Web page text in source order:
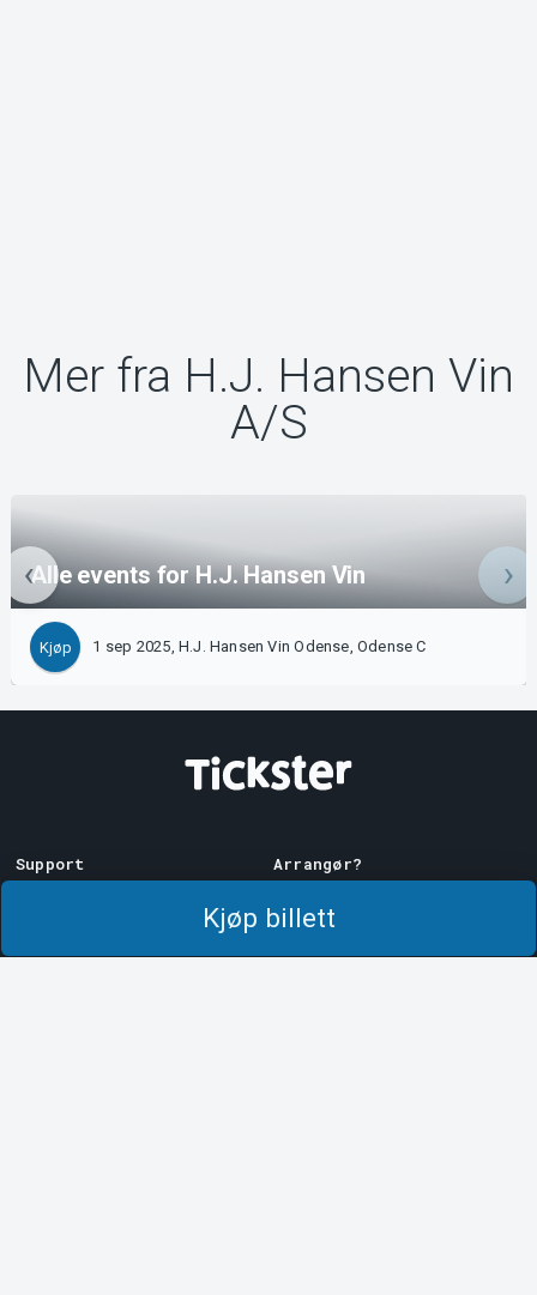
Kjøp billett
Mer fra H.J. Hansen Vin
A/S
Alle events for H.J. Hansen Vin
Kjøp 1 sep 2025, H.J. Hansen Vin Odense, Odense C
Support
Kjøps- og
Arrangør?
Logg inn på Manager
System Support